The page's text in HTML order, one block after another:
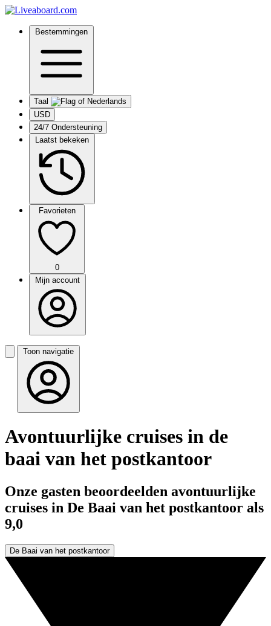
Bestemmingen
Taal
USD
24/7 Ondersteuning
Laatst bekeken
Favorieten
0
Mijn account
Toon navigatie
Avontuurlijke cruises in de
baai van het postkantoor
Onze gasten beoordeelden avontuurlijke
cruises in De Baai van het postkantoor als
9,0
De Baai van het postkantoor